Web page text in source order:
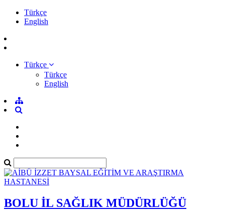
Türkçe
English
Türkçe
Türkçe
English
BOLU İL SAĞLIK MÜDÜRLÜĞÜ